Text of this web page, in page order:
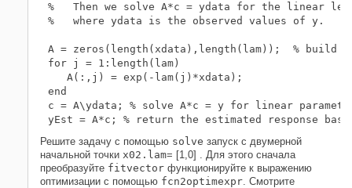
%   Then we solve A*c = ydata for the linear
%   where ydata is the observed values of y.
A = zeros(length(xdata),length(lam));  % build
for j = 1:length(lam)
   A(:,j) = exp(-lam(j)*xdata);
end
c = A\ydata; % solve A*c = y for linear
Решите задачу с помощью solve запуск с двумерной
начальной точки x02.lam= [1,0] . Для этого сначала
преобразуйте fitvector функционируйте к выражению
оптимизации с помощью fcn2optimexpr. Смотрите